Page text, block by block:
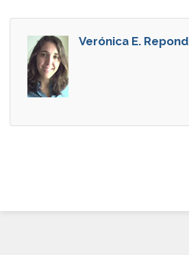
Verónica E. Repond